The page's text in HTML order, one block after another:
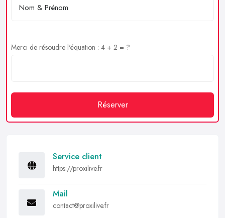
Merci de résoudre l'équation : 4 + 2 = ?
Réserver
Service client
https://proxilive.fr
Mail
contact@proxilive.fr